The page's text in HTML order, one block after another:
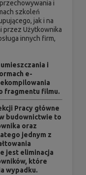
i
szkoleń
jak i na
przez Użytkownika
innych firm,
i
e-
fragmentu filmu.
Pracy główne
budownictwie to
oraz
jednym z
jest eliminacja
które
wypadku.